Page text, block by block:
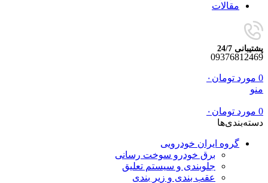
مقالات
پشتیبانی 24/7
09376812469
0 مورد تومان ۰
منو
0 مورد تومان ۰
دسته‌بندی‌ها
گروه ایران خودرویی
برق خودرو سوخت رسانی
جلوبندی و سیستم تعلیق
عقب بندی و زیر بندی